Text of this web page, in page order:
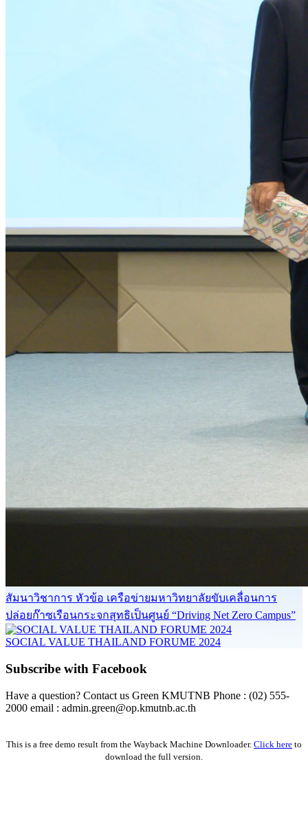
สัมนาวิชาการ หัวข้อ เครือข่ายมหาวิทยาลัยขับเคลื่อนการ
ปล่อยก๊าซเรือนกระจกสุทธิเป็นศูนย์ “Driving Net Zero Campus”
SOCIAL VALUE THAILAND FORUME 2024
Subscribe with Facebook
Have a question? Contact us Green KMUTNB Phone : (02) 555-
2000 email : admin.green@op.kmutnb.ac.th
This is a free demo result from the Wayback Machine Downloader. Click here to
download the full version.